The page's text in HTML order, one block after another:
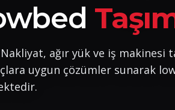
ağır yük ve iş makinesi
uygun çözümler sunarak